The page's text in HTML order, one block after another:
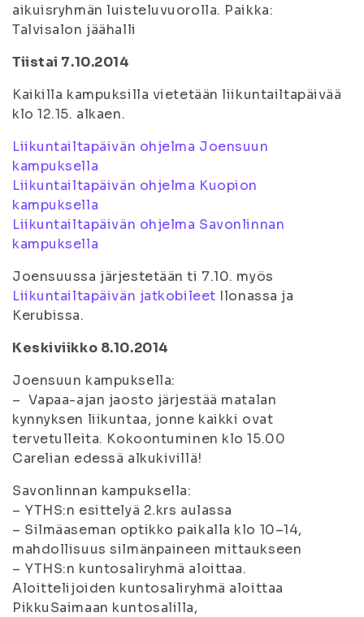
aikuisryhmän luisteluvuorolla. Paikka:
Talvisalon jäähalli
Tiistai 7.10.2014
Kaikilla kampuksilla vietetään liikuntailtapäivää
klo 12.15. alkaen.
Liikuntailtapäivän ohjelma Joensuun
kampuksella
Liikuntailtapäivän ohjelma Kuopion
kampuksella
Liikuntailtapäivän ohjelma Savonlinnan
kampuksella
Joensuussa järjestetään ti 7.10. myös
Liikuntailtapäivän jatkobileet Ilonassa ja
Kerubissa.
Keskiviikko 8.10.2014
Joensuun kampuksella:
– Vapaa-ajan jaosto järjestää matalan
kynnyksen liikuntaa, jonne kaikki ovat
tervetulleita. Kokoontuminen klo 15.00
Carelian edessä alkukivillä!
Savonlinnan kampuksella:
– YTHS:n esittelyä 2.krs aulassa
– Silmäaseman optikko paikalla klo 10–14,
mahdollisuus silmänpaineen mittaukseen
– YTHS:n kuntosaliryhmä aloittaa.
Aloittelijoiden kuntosaliryhmä aloittaa
PikkuSaimaan kuntosalilla,